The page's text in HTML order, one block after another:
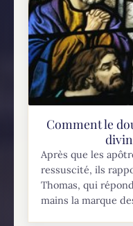
Comment le
Après que les
ressuscité, ils
Thomas, qui
mains la marque